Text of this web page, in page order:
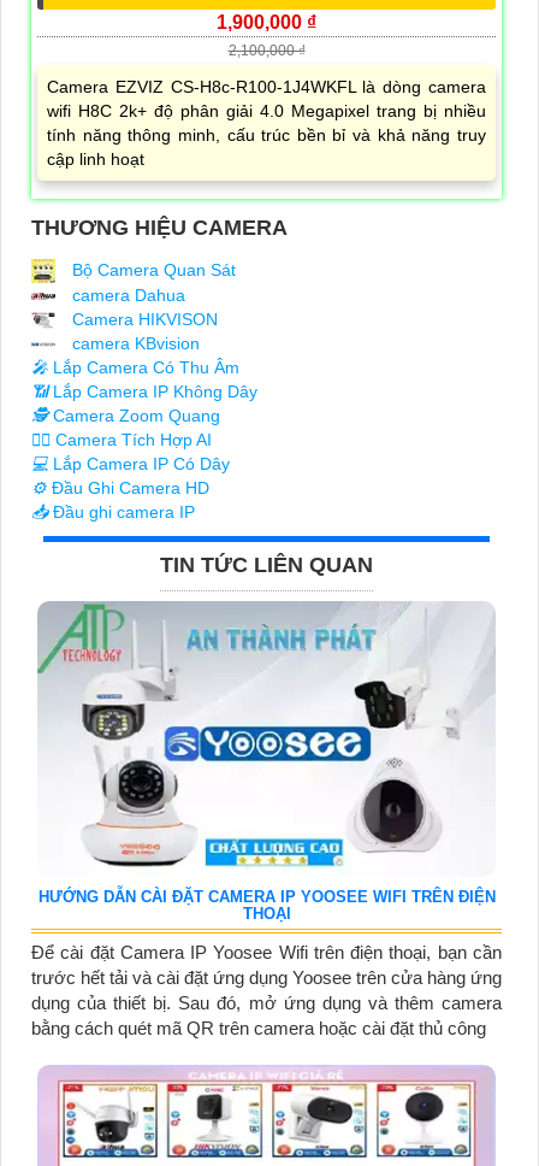
1,900,000 ₫
2,100,000 ₫
Camera EZVIZ CS-H8c-R100-1J4WKFL là dòng camera
wifi H8C 2k+ độ phân giải 4.0 Megapixel trang bị nhiều
tính năng thông minh, cấu trúc bền bỉ và khả năng truy
cập linh hoạt
THƯƠNG HIỆU CAMERA
Bộ Camera Quan Sát
camera Dahua
Camera HIKVISON
camera KBvision
️🎤️ Lắp Camera Có Thu Âm
📶Lắp Camera IP Không Dây
🕵️Camera Zoom Quang
🧛‍♀️ Camera Tích Hợp AI
💻 Lắp Camera IP Có Dây
⚙️ Đầu Ghi Camera HD
📥Đầu ghi camera IP
TIN TỨC LIÊN QUAN
HƯỚNG DẪN CÀI ĐẶT CAMERA IP YOOSEE WIFI TRÊN ĐIỆN
THOẠI
Để cài đặt Camera IP Yoosee Wifi trên điện thoại, bạn cần
trước hết tải và cài đặt ứng dụng Yoosee trên cửa hàng ứng
dụng của thiết bị. Sau đó, mở ứng dụng và thêm camera
bằng cách quét mã QR trên camera hoặc cài đặt thủ công